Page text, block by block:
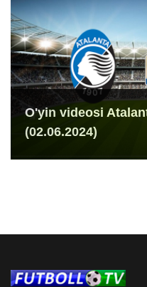
O'yin videosi
(02.06.2024)